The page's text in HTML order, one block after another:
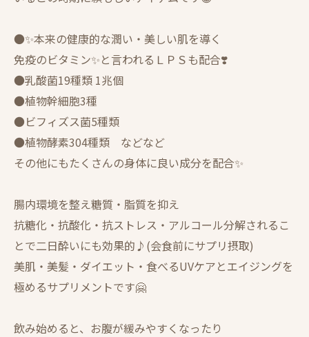
●✨本来の健康的な潤い・美しい肌を導く
免疫のビタミン✨と言われるＬＰＳも配合❣️
●乳酸菌19種類 1兆個
●植物幹細胞3種
●ビフィズス菌5種類
●植物酵素304種類 などなど
その他にもたくさんの身体に良い成分を配合✨
腸内環境を整え糖質・脂質を抑え
抗糖化・抗酸化・抗ストレス・アルコール分解されるこ
とで二日酔いにも効果的♪(会食前にサプリ摂取)
美肌・美髪・ダイエット・食べるUVケアとエイジングを
極めるサプリメントです🤗
飲み始めると、お腹が緩みやすくなったり